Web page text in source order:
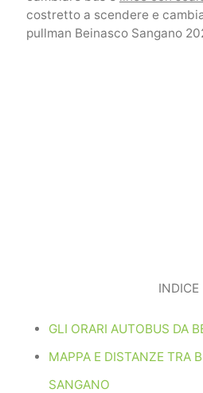
costretto a scendere e
pullman Beinasco Sangano
INDICE
GLI ORARI AUTOBUS DA
MAPPA E DISTANZE TRA
SANGANO